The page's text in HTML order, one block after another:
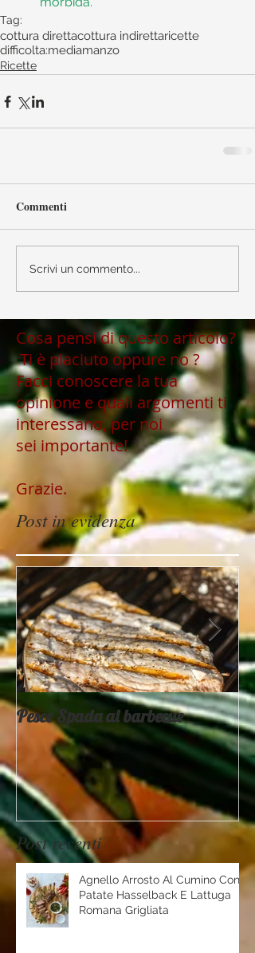
Tag:
cottura direttacottura indirettaricette
difficolta:mediamanzo
Ricette
Commenti
Scrivi un commento...
Cosa pensi di questo articolo?
Ti è piaciuto oppure no ?
Facci conoscere la tua
opinione e quali argomenti ti
interessano, per noi
sei importante!
Grazie.
Post in evidenza
Pesce Spada al barbecue
Post recenti
Agnello Arrosto Al Cumino Con
Patate Hasselback E Lattuga
Romana Grigliata